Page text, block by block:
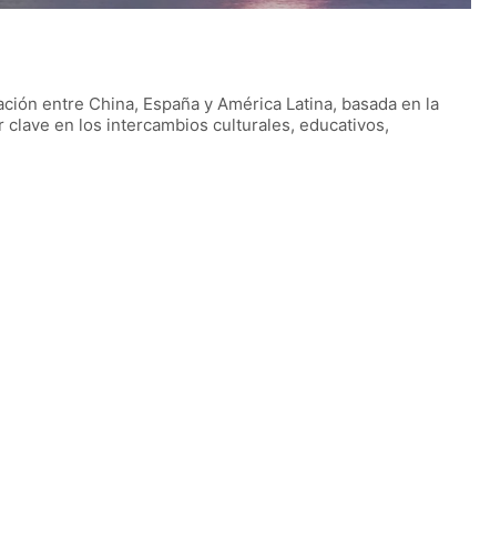
entre China, España y América Latina, basada en la
en los intercambios culturales, educativos,